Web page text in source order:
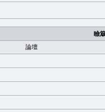
瞼
論壇